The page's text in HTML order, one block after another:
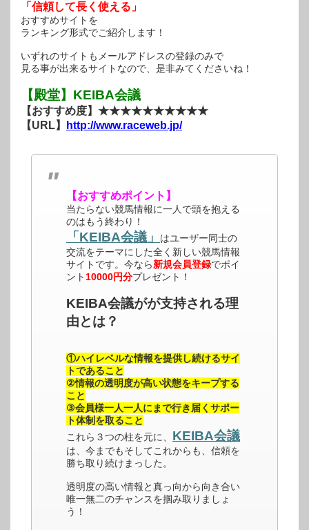
「信頼して長く使える」
おすすめサイトを
ランキング形式でご紹介します！
いずれのサイトもメールアドレスの登録のみで
見る事が出来るサイトなので、是非みてくださいね！
【殿堂】KEIBA会議
【おすすめ度】★★★★★★★★★★
【URL】
http://www.raceweb.jp/
【おすすめポイント】
当たらない競馬情報に一人で頭を抱える
のはもう終わり！
「KEIBA会議」
はユーザー同士の
交流をテーマにした全く新しい競馬情報
サイトです。今なら新規会員登録でポイ
ント10000円分プレゼント！
KEIBA会議がが支持される理
由とは？
①ハイレベルな情報を提供し続けるサイ
トであること
②情報の透明度が高い状態をキープする
こと
③会員様一人一人にまで行き届くサポー
ト体制を取ること
これら３つの柱を元に、 KEIBA会議
は、今までもそしてこれからも、信頼を
勝ち取り続けまっした。
透明度の高い情報と真っ向から向き合い
唯一無二のチャンスを掴み取りましょ
う！